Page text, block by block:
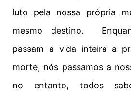
luto pela nossa própria
mesmo destino.
passam a vida inteira a
morte, nós passamos a
no entanto, todos